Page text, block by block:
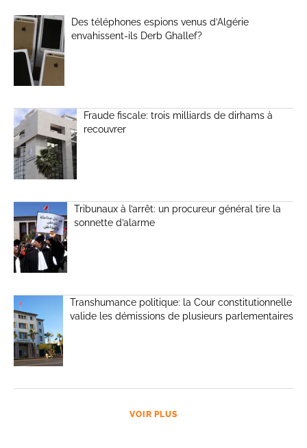
Des téléphones espions venus d’Algérie
envahissent-ils Derb Ghallef?
Fraude fiscale: trois milliards de dirhams à
recouvrer
Tribunaux à l’arrêt: un procureur général tire la
sonnette d’alarme
Transhumance politique: la Cour constitutionnelle
valide les démissions de plusieurs parlementaires
VOIR PLUS